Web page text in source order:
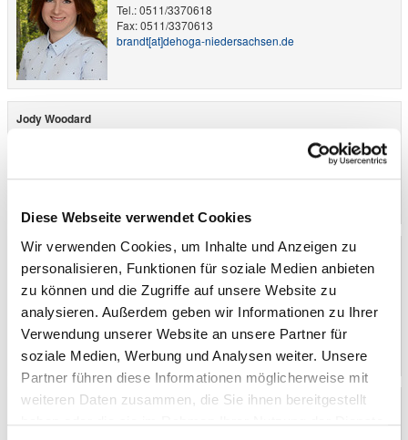
Diese Webseite verwendet Cookies
Wir verwenden Cookies, um Inhalte und Anzeigen zu
personalisieren, Funktionen für soziale Medien anbieten
zu können und die Zugriffe auf unsere Website zu
analysieren. Außerdem geben wir Informationen zu Ihrer
Verwendung unserer Website an unsere Partner für
soziale Medien, Werbung und Analysen weiter. Unsere
Partner führen diese Informationen möglicherweise mit
weiteren Daten zusammen, die Sie ihnen bereitgestellt
Tel.: 0511/3370618
Fax: 0511/3370613
brandt​[at]​dehoga-niedersachsen.de
Jody Woodard
Fax: 0511/3370613
Sarah Blümel
Berufliche Bildung
Tel.: 0511/3370633
Fax: 0511/3370613
bluemel​[at]​dehoga-niedersachsen.de
Gülhan Gabriel